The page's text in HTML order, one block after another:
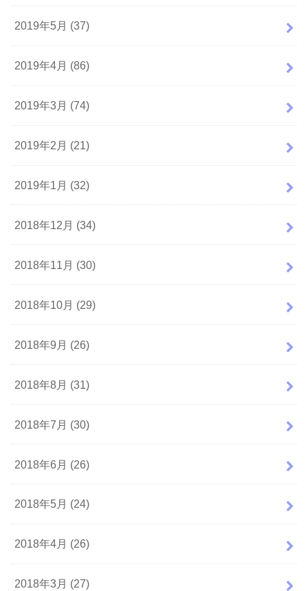
2019年5月 (37)
2019年4月 (86)
2019年3月 (74)
2019年2月 (21)
2019年1月 (32)
2018年12月 (34)
2018年11月 (30)
2018年10月 (29)
2018年9月 (26)
2018年8月 (31)
2018年7月 (30)
2018年6月 (26)
2018年5月 (24)
2018年4月 (26)
2018年3月 (27)